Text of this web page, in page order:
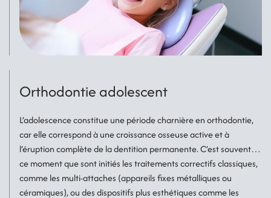
Orthodontie adolescent
L’adolescence constitue une période charnière en orthodontie,
car elle correspond à une croissance osseuse active et à
l’éruption complète de la dentition permanente. C’est souvent à
ce moment que sont initiés les traitements correctifs classiques,
comme les multi-attaches (appareils fixes métalliques ou
céramiques), ou des dispositifs plus esthétiques comme les